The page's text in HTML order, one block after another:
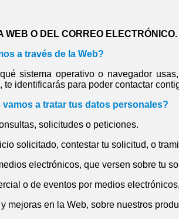
WEB O DEL CORREO ELECTRÓNICO.
a través de la Web?
sistema operativo o navegador
te identificarás para poder contactar
a tratar tus datos personales?
solicitudes o peticiones.
solicitado, contestar tu solicitud, o
electrónicos, que versen sobre tu
o de eventos por medios
mejoras en la Web, sobre nuestros